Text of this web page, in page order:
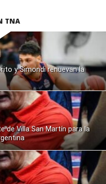
TNA
y Simondi renuevan la
de Villa San Martín para la